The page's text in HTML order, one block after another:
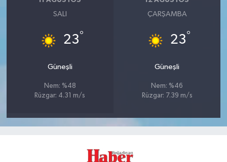
SALI
23°
Güneşli
Nem: %48
Rüzgar: 4.31 m/s
ÇARŞAMBA
23°
Güneşli
Nem: %46
Rüzgar: 7.39 m/s